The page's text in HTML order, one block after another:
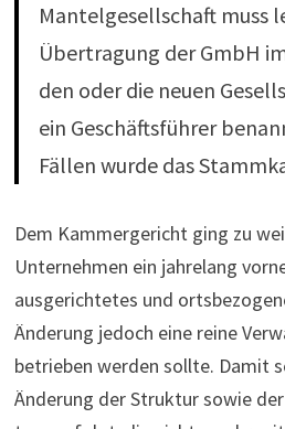
Mantelgesellschaft muss
Übertragung der GmbH
den oder die neuen
ein Geschäftsführer
Fällen wurde das
Dem Kam­mer­ge­richt ging zu
Unternehmen ein jahrelang
ausgerichtetes und
Änderung jedoch eine reine
betrieben werden sollte. Damit
Ände­rung der Struktur sowie